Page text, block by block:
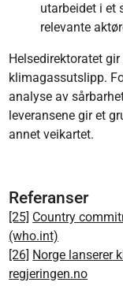
utarbeidet i et
relevante
Helsedirektoratet
klimagassutslipp.
analyse av
leveransene gir et
annet veikartet.
Referanser
[25] Country
(who.int)
[26] Norge lanserer
regjeringen.no